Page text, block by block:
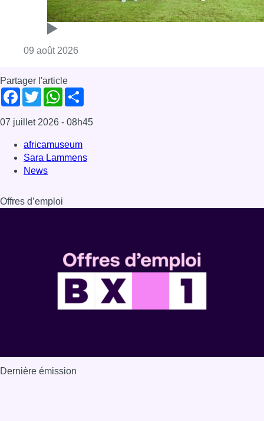
09 août 2026
Partager l'article
Facebook
TwitterWhatsApp
07 juillet 2026 - 08h45
africamuseum
Sara Lammens
News
Offres d’emploi
Dernière émission